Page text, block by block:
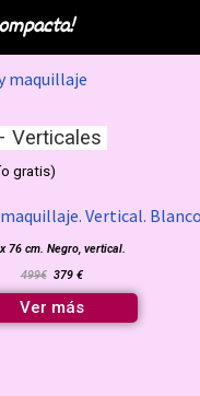
Verticales
gratis)
76 cm. Negro, vertical.
499€ 379 €
Ver más